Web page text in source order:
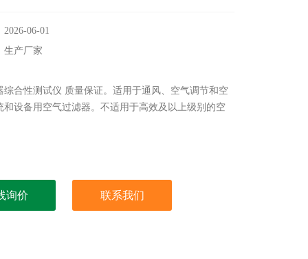
06-01
生产厂家
综合性测试仪 质量保证。适用于通风、空气调节和空
和设备用空气过滤器。不适用于高效及以上级别的空
询价 联系我们